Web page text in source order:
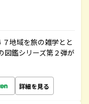
地域を旅の雑学とと
図鑑シリーズ第２弾が
詳細を見る